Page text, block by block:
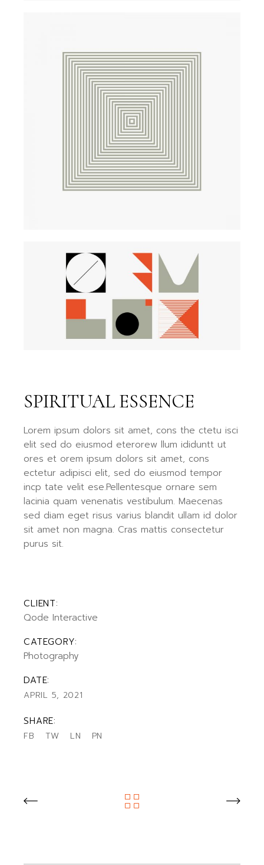
SPIRITUAL ESSENCE
Lorem ipsum dolors sit amet, cons the ctetu isci
elit sed do eiusmod eterorew llum ididuntt ut
ores et orem ipsum dolors sit amet, cons
ectetur adipisci elit, sed do eiusmod tempor
incp tate velit ese.Pellentesque ornare sem
lacinia quam venenatis vestibulum. Maecenas
sed diam eget risus varius blandit ullam id dolor
sit amet non magna. Cras mattis consectetur
purus sit.
CLIENT:
Qode Interactive
CATEGORY:
Photography
DATE:
APRIL 5, 2021
SHARE:
FB TW LN PN